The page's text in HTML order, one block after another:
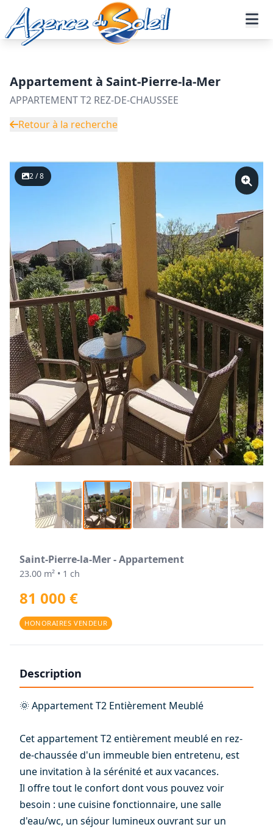
Aller au contenu principal
Accueil Annonces immobilières
Vente
Appartement - Réf. 23-11092-AGENCEDUSOLEIL
Appartement à Saint-Pierre-la-Mer
APPARTEMENT T2 REZ-DE-CHAUSSEE
Retour à la recherche
2 / 8
Saint-Pierre-la-Mer - Appartement
23.00 m² • 1 ch
81 000 €
HONORAIRES VENDEUR
Description
🌞 Appartement T2 Entièrement Meublé
Cet appartement T2 entièrement meublé en rez-
de-chaussée d'un immeuble bien entretenu, est
une invitation à la sérénité et aux vacances.
Il offre tout le confort dont vous pouvez voir
besoin : une cuisine fonctionnaire, une salle
d'eau/wc, un séjour lumineux ouvrant sur un